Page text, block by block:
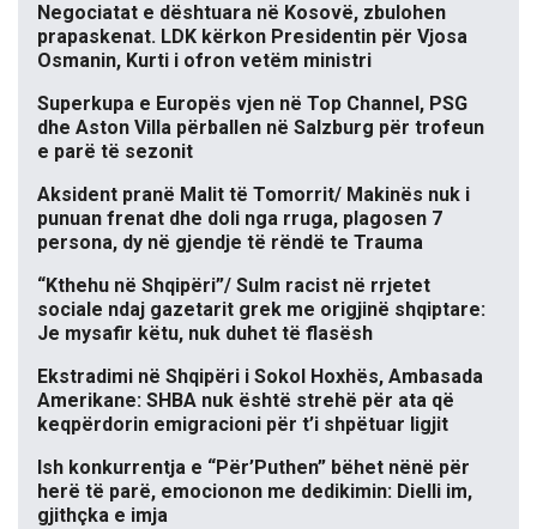
Negociatat e dështuara në Kosovë, zbulohen
prapaskenat. LDK kërkon Presidentin për Vjosa
Osmanin, Kurti i ofron vetëm ministri
Superkupa e Europës vjen në Top Channel, PSG
dhe Aston Villa përballen në Salzburg për trofeun
e parë të sezonit
Aksident pranë Malit të Tomorrit/ Makinës nuk i
punuan frenat dhe doli nga rruga, plagosen 7
persona, dy në gjendje të rëndë te Trauma
“Kthehu në Shqipëri”/ Sulm racist në rrjetet
sociale ndaj gazetarit grek me origjinë shqiptare:
Je mysafir këtu, nuk duhet të flasësh
Ekstradimi në Shqipëri i Sokol Hoxhës, Ambasada
Amerikane: SHBA nuk është strehë për ata që
keqpërdorin emigracioni për t’i shpëtuar ligjit
Ish konkurrentja e “Për’Puthen” bëhet nënë për
herë të parë, emocionon me dedikimin: Dielli im,
gjithçka e imja